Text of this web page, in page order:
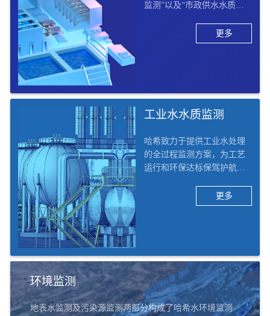
监测”以及“市政供水水质监
水质监测“从源头到龙头”以
及市政污水水质监测“收集 –
更多
工业水水质监测
哈希致力于提供工业水处理
的全过程监测方案，为工艺
运行和环保达标保驾护航。
3个二级子行业，42个三级子
行业，例如化工、电力、矿
方案覆盖六大应用场景：除
盐水/脱盐水、凝结水回用、
汽水循环、循环冷却水、污
水处理及排口、实验室。
更多
环境监测
地表水监测及污染源监测两部分构成了哈希水环境监测